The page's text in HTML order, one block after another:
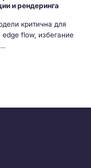
и рендеринга
критична для
flow, избегание